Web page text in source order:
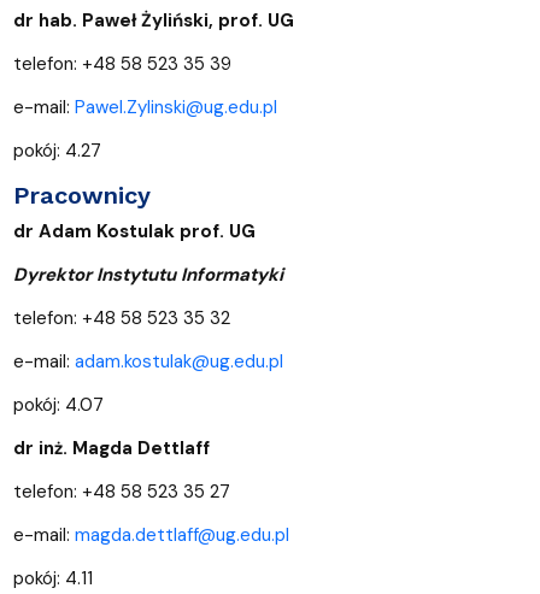
dr hab. Paweł Żyliński, prof. UG
telefon: +48 58 523 35 39
e-mail: Pawel.Zylinski@ug.edu.pl
pokój: 4.27
Pracownicy
dr Adam Kostulak prof. UG
Dyrektor Instytutu Informatyki
telefon: +48 58 523 35 32
e-mail: adam.kostulak@ug.edu.pl
pokój: 4.07
dr inż. Magda Dettlaff
telefon: +48 58 523 35 27
e-mail: magda.dettlaff@ug.edu.pl
pokój: 4.11